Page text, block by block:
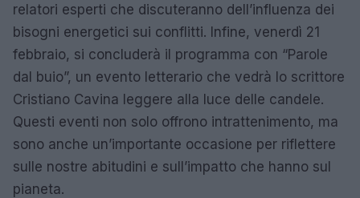
relatori esperti che discuteranno dell’influenza dei
bisogni energetici sui conflitti. Infine, venerdì 21
febbraio, si concluderà il programma con “Parole
dal buio”, un evento letterario che vedrà lo scrittore
Cristiano Cavina leggere alla luce delle candele.
Questi eventi non solo offrono intrattenimento, ma
sono anche un’importante occasione per riflettere
sulle nostre abitudini e sull’impatto che hanno sul
pianeta.